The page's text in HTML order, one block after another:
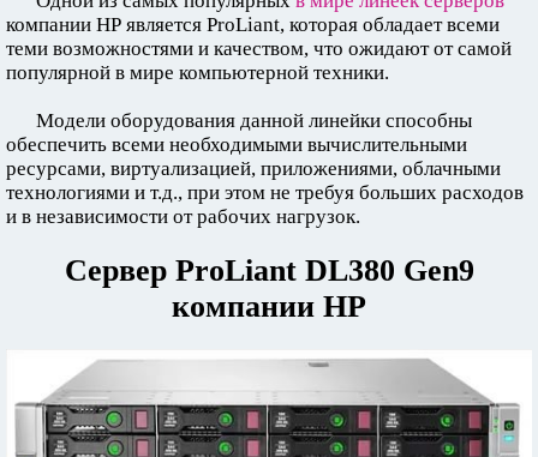
компании НР является ProLiant, которая обладает всеми
теми возможностями и качеством, что ожидают от самой
популярной в мире компьютерной техники.
Модели оборудования данной линейки способны
обеспечить всеми необходимыми вычислительными
ресурсами, виртуализацией, приложениями, облачными
технологиями и т.д., при этом не требуя больших расходов
и в независимости от рабочих нагрузок.
Сервер ProLiant DL380 Gen9
компании НР